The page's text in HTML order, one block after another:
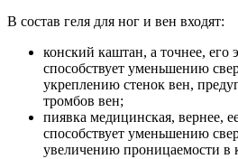
В состав геля для ног и вен входят:
конский каштан, а точнее, его
способствует уменьшению
укреплению стенок вен,
тромбов вен;
пиявка медицинская, вернее,
способствует уменьшению
увеличению проницаемости в